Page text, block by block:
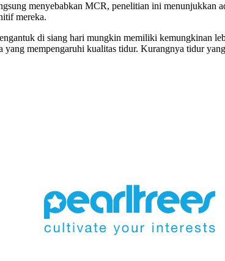
menyebabkan MCR, penelitian ini menunjukkan
mereka.
di siang hari mungkin memiliki kemungkinan
mempengaruhi kualitas tidur. Kurangnya tidur